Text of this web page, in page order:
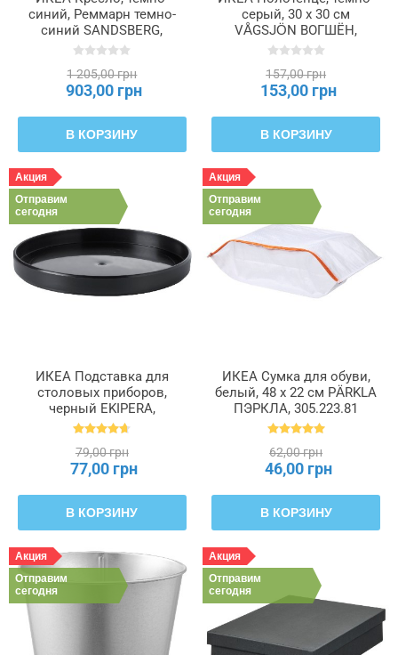
синий, Реммарн темно-
синий SANDSBERG,
206.052.54
1 205,00 грн
903,00 грн
В КОРЗИНУ
серый, 30 x 30 см
VÅGSJÖN ВОГШЁН,
406.091.52
157,00 грн
153,00 грн
В КОРЗИНУ
Акция
Отправим
сегодня
ИКЕА Подставка для
столовых приборов,
черный EKIPERA,
202.425.88
79,00 грн
77,00 грн
В КОРЗИНУ
Акция
Отправим
сегодня
ИКЕА Сумка для обуви,
белый, 48 x 22 см PÄRKLA
ПЭРКЛА, 305.223.81
62,00 грн
46,00 грн
В КОРЗИНУ
Акция
Отправим
сегодня
Акция
Отправим
сегодня